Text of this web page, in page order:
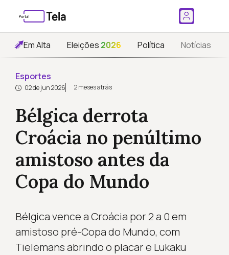
Em Alta Eleições 2026 Política Notícias
Esportes
02 de jun 2026 2 meses atrás
Bélgica derrota
Croácia no penúltimo
amistoso antes da
Copa do Mundo
Bélgica vence a Croácia por 2 a 0 em
amistoso pré-Copa do Mundo, com
Tielemans abrindo o placar e Lukaku